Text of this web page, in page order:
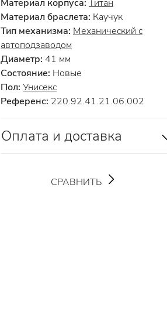
Материал корпуса: Титан
Материал браслета: Каучук
Тип механизма: Механический с
автоподзаводом
Диаметр: 41 мм
Состояние: Новые
Пол: Унисекс
Референс: 220.92.41.21.06.002
Оплата и доставка
СРАВНИТЬ